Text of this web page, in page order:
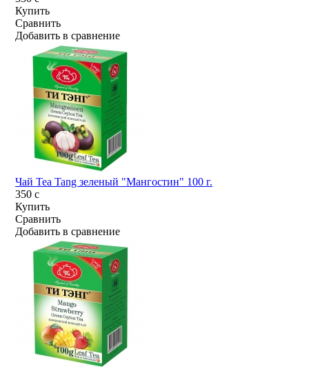
Купить
Сравнить
Добавить в сравнение
Чай Tea Tang зеленый "Мангостин" 100 г.
350c
Купить
Сравнить
Добавить в сравнение